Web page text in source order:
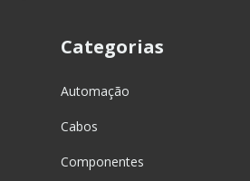
Categorias
Automação
Cabos
Componentes